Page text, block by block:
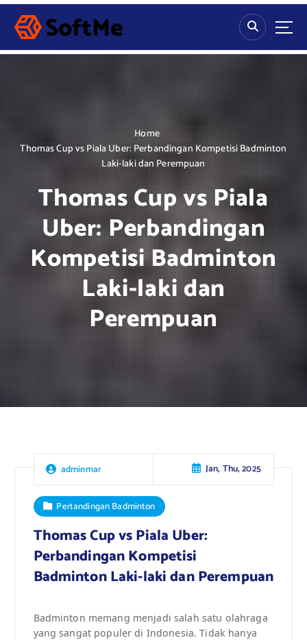
S
p
Home
Thomas Cup vs Piala Uber: Perbandingan Kompetisi Badminton
Laki-laki dan Perempuan
Thomas Cup vs Piala
Uber: Perbandingan
Kompetisi Badminton
Laki-laki dan
Perempuan
adminmar Jan, Thu, 2025
Pertandingan Badminton
Thomas Cup vs Piala Uber:
Perbandingan Kompetisi
Badminton Laki-laki dan Perempuan
Badminton memang menjadi salah satu olahraga
yang sangat populer di Indonesia. Tidak hanya